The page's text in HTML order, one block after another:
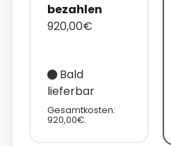
bezahlen
920,00€
Bald
lieferbar
Gesamtkosten:
920,00€.